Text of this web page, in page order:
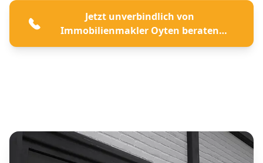
Jetzt unverbindlich von
Immobilienmakler Oyten beraten
lassen